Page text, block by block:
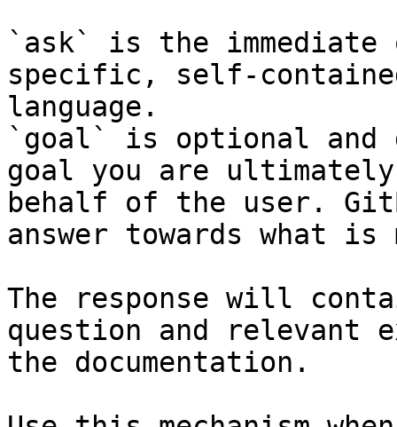
`ask` is the
specific, self-
language.
`goal` is optional and
goal you are
behalf of the user.
answer towards what
The response will
question and relevant
the documentation.